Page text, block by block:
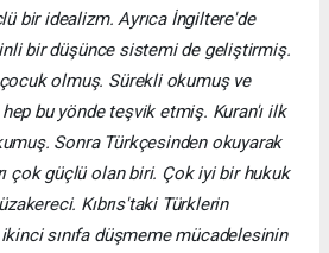
bir idealizm. Ayrıca İngiltere'de
bir düşünce sistemi de geliştirmiş.
olmuş. Sürekli okumuş ve
hep bu yönde teşvik etmiş. Kuran'ı ilk
Sonra Türkçesinden okuyarak
çok güçlü olan biri. Çok iyi bir hukuk
Kıbrıs'taki Türklerin
sınıfa düşmeme mücadelesinin